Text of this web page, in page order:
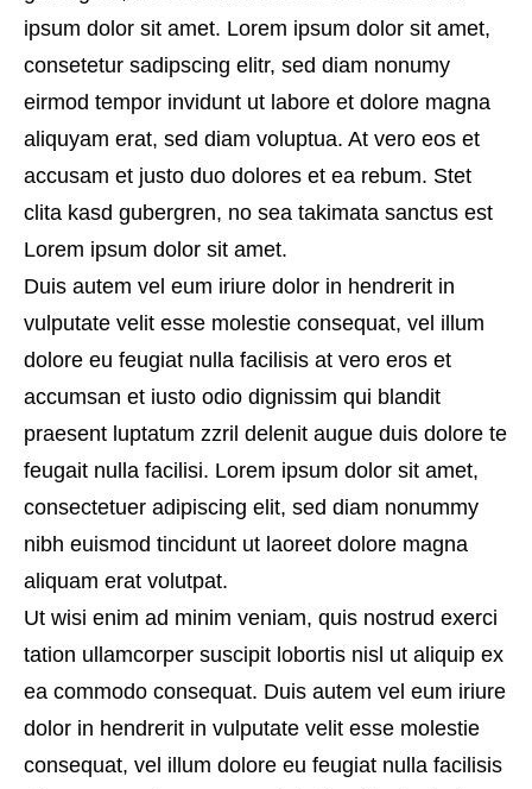
ipsum dolor sit amet. Lorem ipsum dolor sit amet,
consetetur sadipscing elitr, sed diam nonumy
eirmod tempor invidunt ut labore et dolore magna
aliquyam erat, sed diam voluptua. At vero eos et
accusam et justo duo dolores et ea rebum. Stet
clita kasd gubergren, no sea takimata sanctus est
Lorem ipsum dolor sit amet.
Duis autem vel eum iriure dolor in hendrerit in
vulputate velit esse molestie consequat, vel illum
dolore eu feugiat nulla facilisis at vero eros et
accumsan et iusto odio dignissim qui blandit
praesent luptatum zzril delenit augue duis dolore te
feugait nulla facilisi. Lorem ipsum dolor sit amet,
consectetuer adipiscing elit, sed diam nonummy
nibh euismod tincidunt ut laoreet dolore magna
aliquam erat volutpat.
Ut wisi enim ad minim veniam, quis nostrud exerci
tation ullamcorper suscipit lobortis nisl ut aliquip ex
ea commodo consequat. Duis autem vel eum iriure
dolor in hendrerit in vulputate velit esse molestie
consequat, vel illum dolore eu feugiat nulla facilisis